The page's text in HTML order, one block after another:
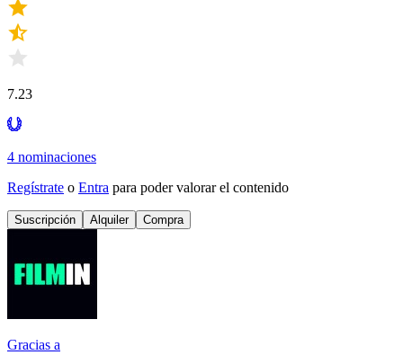
7.23
4 nominaciones
Regístrate o Entra para poder valorar el contenido
Suscripción Alquiler Compra
Gracias a